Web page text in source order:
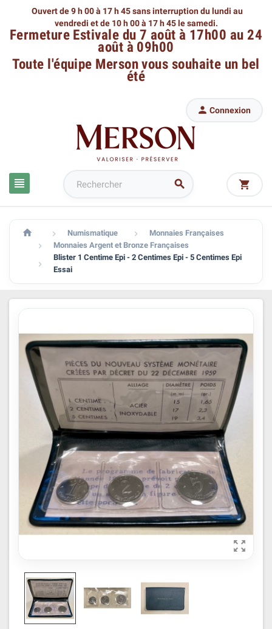
Ouvert de 9 h 00 à 17 h 45 sans interruption du lundi au
vendredi et de 10 h 00 à 17 h 45 le samedi.
Fermeture Estivale du 7 août à 17h00 au 24
août à 09h00
Toute l'équipe Mersonvous souhaite un bel
été
 
 Connexion

  Numismatique  Monnaies Françaises
 Monnaies Argent et Bronze Françaises

Blister 1 Centime Epi - 2 Centimes Epi - 5 Centimes Epi
Essai
